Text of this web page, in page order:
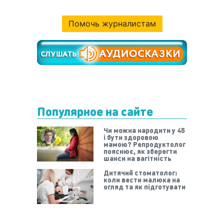
Помочь журналистам
Популярное на сайте
Чи можна народити у 45
і бути здоровою
мамою? Репродуктолог
пояснює, як зберегти
шанси на вагітність
Дитячий стоматолог:
коли вести малюка на
огляд та як підготувати